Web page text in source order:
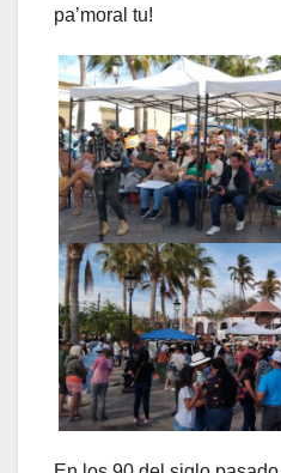
pa’moral tu!